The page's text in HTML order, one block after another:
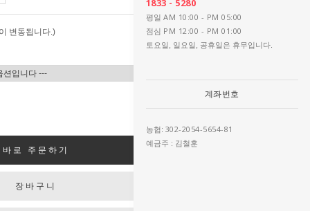
1833 - 5280
평일 AM 10:00 - PM 05:00
점심 PM 12:00 - PM 01:00
토요일, 일요일, 공휴일은 휴무입니다.
계좌번호
농협: 302-2054-5654-81
예금주 : 김철훈
변동됩니다.)
바로 주문하기
장바구니